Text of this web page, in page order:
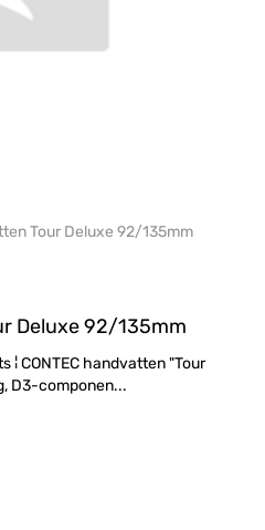
Tour Deluxe 92/135mm
Deluxe 92/135mm
¦ CONTEC handvatten "Tour
D3-componen...